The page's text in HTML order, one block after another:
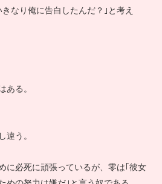
なり俺に告白したんだ？｣と考え
ある。
違う。
に必死に頑張っているが、零は｢彼女